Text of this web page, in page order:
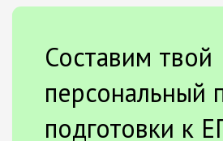
Составим твой
персональный
подготовки к